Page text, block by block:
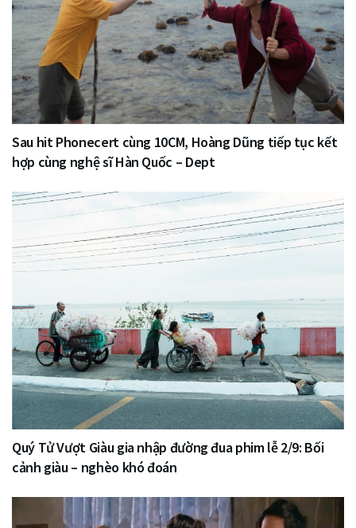
Sau hit Phonecert cùng 10CM, Hoàng Dũng tiếp tục kết
hợp cùng nghệ sĩ Hàn Quốc – Dept
Quý Tử Vượt Giàu gia nhập đường đua phim lễ 2/9: Bối
cảnh giàu – nghèo khó đoán